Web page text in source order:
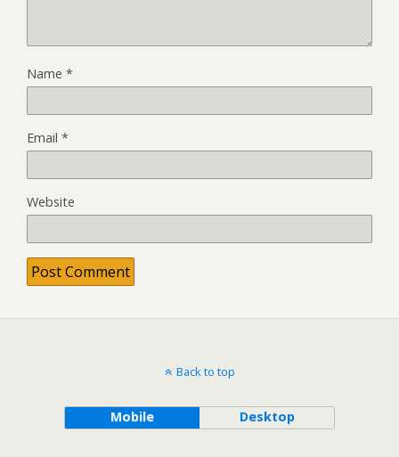
Name *
Email *
Website
Back to top
Mobile Desktop